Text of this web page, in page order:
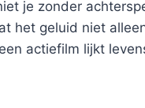
je zonder
het geluid niet
actiefilm lijkt